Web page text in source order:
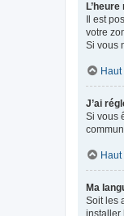
Il est
votre
Si vous
Haut
J’ai
Si vous
Haut
Ma
Soit les
installer